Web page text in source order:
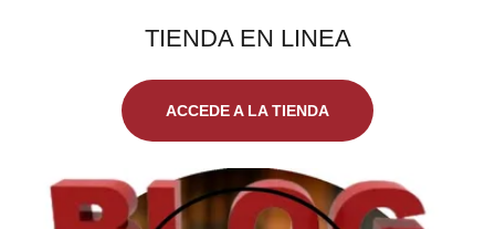
TIENDA EN LINEA
ACCEDE A LA TIENDA